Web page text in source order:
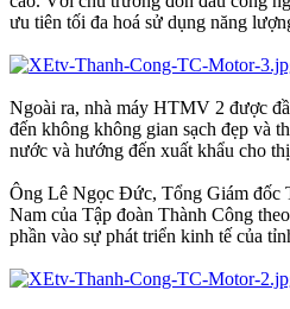
ưu tiên tối đa hoá sử dụng năng
Ngoài ra, nhà máy HTMV 2 được
đến không không gian sạch đẹp và
nước và hướng đến xuất khẩu cho
Ông Lê Ngọc Đức, Tổng Giám đốc
Nam của Tập đoàn Thành Công
phần vào sự phát triển kinh tế của